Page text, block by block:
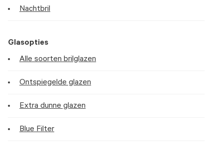
Nachtbril
Glasopties
Alle soorten brilglazen
Ontspiegelde glazen
Extra dunne glazen
Blue Filter